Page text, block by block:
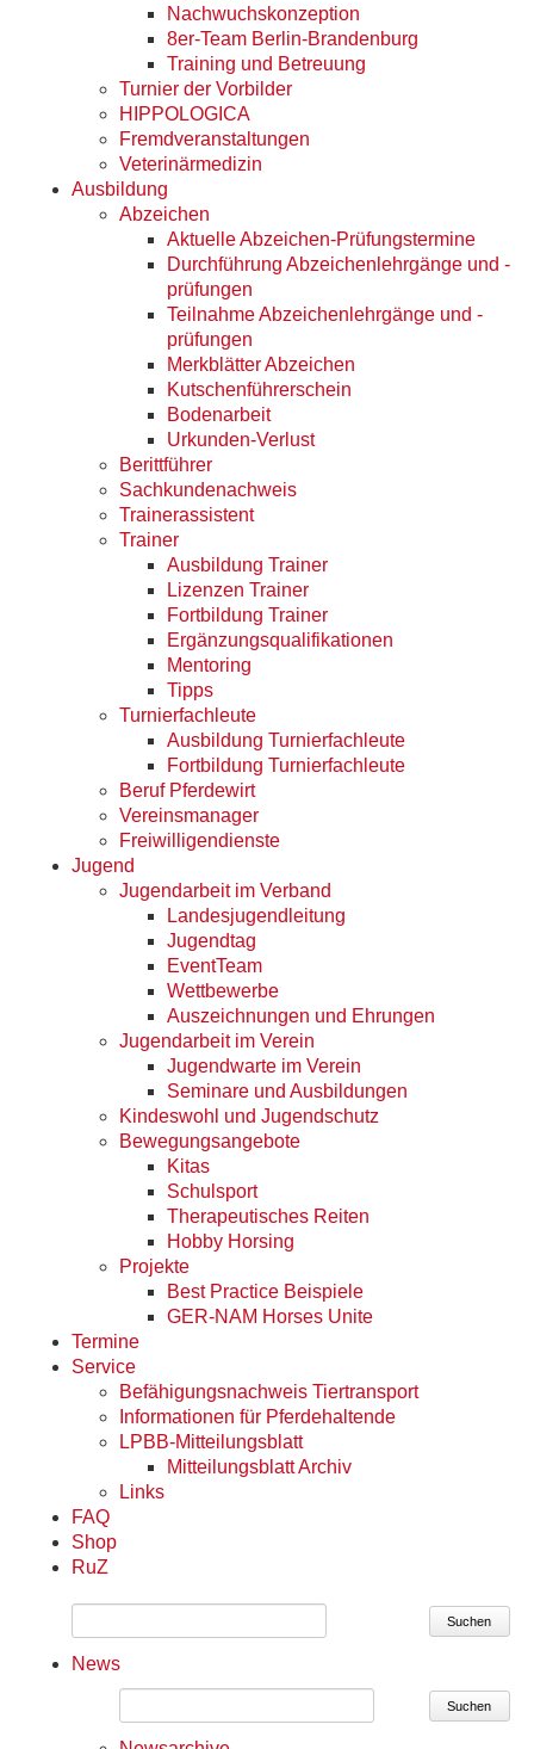
Nachwuchskonzeption
8er-Team Berlin-Brandenburg
Training und Betreuung
Turnier der Vorbilder
HIPPOLOGICA
Fremdveranstaltungen
Veterinärmedizin
Ausbildung
Abzeichen
Aktuelle Abzeichen-Prüfungstermine
Durchführung Abzeichenlehrgänge und -
prüfungen
Teilnahme Abzeichenlehrgänge und -
prüfungen
Merkblätter Abzeichen
Kutschenführerschein
Bodenarbeit
Urkunden-Verlust
Berittführer
Sachkundenachweis
Trainerassistent
Trainer
Ausbildung Trainer
Lizenzen Trainer
Fortbildung Trainer
Ergänzungsqualifikationen
Mentoring
Tipps
Turnierfachleute
Ausbildung Turnierfachleute
Fortbildung Turnierfachleute
Beruf Pferdewirt
Vereinsmanager
Freiwilligendienste
Jugend
Jugendarbeit im Verband
Landesjugendleitung
Jugendtag
EventTeam
Wettbewerbe
Auszeichnungen und Ehrungen
Jugendarbeit im Verein
Jugendwarte im Verein
Seminare und Ausbildungen
Kindeswohl und Jugendschutz
Bewegungsangebote
Kitas
Schulsport
Therapeutisches Reiten
Hobby Horsing
Projekte
Best Practice Beispiele
GER-NAM Horses Unite
Termine
Service
Befähigungsnachweis Tiertransport
Informationen für Pferdehaltende
LPBB-Mitteilungsblatt
Mitteilungsblatt Archiv
Links
FAQ
Shop
RuZ
Suchen
News
Suchen